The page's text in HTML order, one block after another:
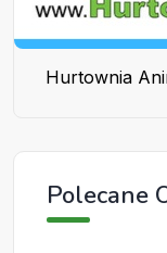
Hurtownia
Polecane